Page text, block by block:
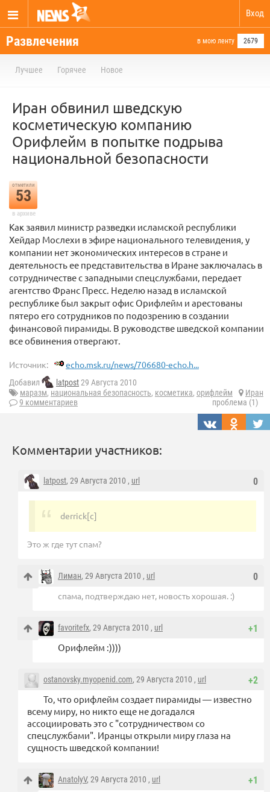
Вход
Развлечения в мою ленту 2679
Лучшее Горячее Новое
Иран обвинил шведскую
косметическую компанию
Орифлейм в попытке подрыва
национальной безопасности
отметили
53
в архиве
Как заявил министр разведки исламской республики
Хейдар Мослехи в эфире национального телевидения, у
компании нет экономических интересов в стране и
деятельность ее представительства в Иране заключалась в
сотрудничестве с западными спецслужбами, передает
агентство Франс Пресс. Неделю назад в исламской
республике был закрыт офис Орифлейм и арестованы
пятеро его сотрудников по подозрению в создании
финансовой пирамиды. В руководстве шведской компании
все обвинения отвергают.
Источник: echo.msk.ru/news/706680-echo.h...
Добавил latpost29 Августа 2010
маразм, национальная безопасность, косметика, орифлейм
Иран
9 комментариев
проблема (1)
Комментарии участников:
0
latpost, 29 Августа 2010 , url
derrick[с]
Это ж где тут спам?
0
Лиман, 29 Августа 2010 , url
спама, подтверждаю нет, новость хорошая. :)
+1
favoritefx, 29 Августа 2010 , url
Орифлейм :))))
+2
ostanovsky.myopenid.com, 29 Августа 2010 , url
То, что орифлейм создает пирамиды — известно
всему миру, но никто еще не догадался
ассоциировать это с "сотрудничеством со
спецслужбами". Иранцы открыли миру глаза на
сущность шведской компании!
+1
AnatolyV, 29 Августа 2010 , url